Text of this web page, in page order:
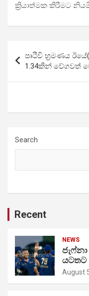
ක්‍රියාත්මක කිරීමට
navigation
පෘථිවි භ්‍රම­ණය
1.34කින් වේග­වත්
Search
Recent
NEWS
යටතට
August